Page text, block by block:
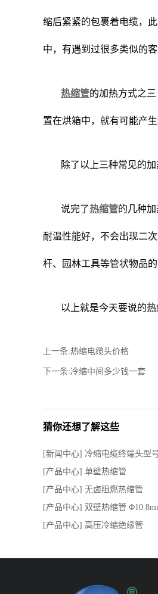
缩后紧紧的包裹着电缆，
中，有遇到过很多类似的
热缩管的加热方式之
置在烘箱中，就有可能产
除了以上三种常见的
说完了热缩管的几种
耐温性能好，不会出现二
杆、园林工具等管状物品
以上就是今天要说的热
上一条:热缩电缆头价格
下一条:冷缩中间多少钱一套
猜你还想了解这些
[新闻中心] 冷缩电缆终端头型
[产品中心] 单壁热缩管
[产品中心] 无卤阻燃热缩管
[产品中心] 双壁热缩管
[产品中心] 高压冷缩绝缘管